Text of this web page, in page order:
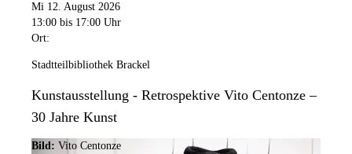
Mi 12. August 2026
13:00 bis 17:00 Uhr
Ort:
Stadtteilbibliothek Brackel
Kunstausstellung - Retrospektive Vito Centonze –
30 Jahre Kunst
Bild: Vito Centonze